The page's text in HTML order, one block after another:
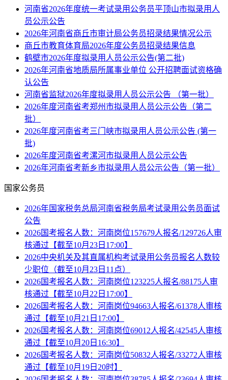
河南省2026年度统一考试录用公务员平顶山市拟录用人
员公示公告
2026年河南省商丘市审计局公务员招录结果情况公示
商丘市教育体育局2026年度公务员招录结果信息
鹤壁市2026年度拟录用人员公示公告(第二批)
2026年河南省地质局所属事业单位 公开招聘面试资格确
认公告
河南省监狱2026年度拟录用人员公示公告 （第一批）
2026年度河南省考郑州市拟录用人员公示公告（第二
批）
2026年度河南省考三门峡市拟录用人员公示公告 (第一
批)
2026年度河南省考漯河市拟录用人员公示公告
2026年河南省考新乡市拟录用人员公示公告（第一批）
国家公务员
2026年国家税务总局河南省税务局考试录用公务员面试
公告
2026国考报名人数：河南岗位157679人报名/129726人审
核通过【截至10月23日17:00】
2026中央机关及其直属机构考试录用公务员报名人数较
少职位（截至10月23日11点）
2026国考报名人数：河南岗位123225人报名/88175人审
核通过【截至10月22日17:00】
2026国考报名人数：河南岗位94663人报名/61378人审核
通过【截至10月21日17:00】
2026国考报名人数：河南岗位69012人报名/42545人审核
通过【截至10月20日16:30】
2026国考报名人数：河南岗位50832人报名/33272人审核
通过【截至10月19日20时】